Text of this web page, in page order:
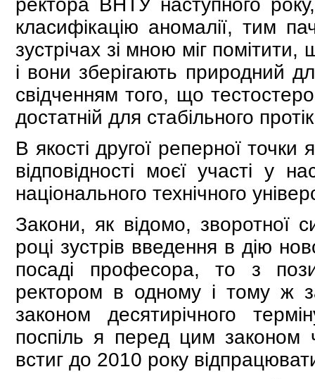
ректора ВНТУ наступного
класифікацію аномалії, тим
зустрічах зі мною міг
і вони зберігають природний
свідченням того, що
достатній для стабільного
В якості другої реперної точки
відповідності моєї участі у
національного технічного
Закони, як відомо, зворотної
році зустрів введення в дію
посаді професора, то з
ректором в одному і тому ж
законом десятирічного
поспіль я перед цим
встиг до 2010 року